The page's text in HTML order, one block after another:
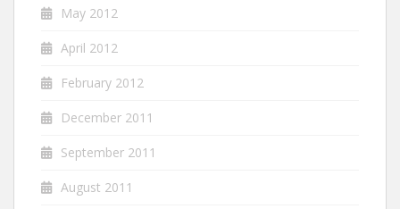
May 2012
April 2012
February 2012
December 2011
September 2011
August 2011